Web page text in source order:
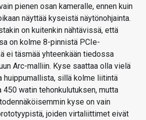
pienen osan kameralle, ennen kuin
näyttää kyseistä näytönohjainta.
on kuitenkin nähtävissä, että
on kolme 8-pinnistä PCIe-
ei täsmää yhteenkään tiedossa
Arc-malliin. Kyse saattaa olla vielä
huippumallista, sillä kolme liitintä
watin tehonkulutuksen, mutta
kyse on vain
joiden virtaliittimet eivät